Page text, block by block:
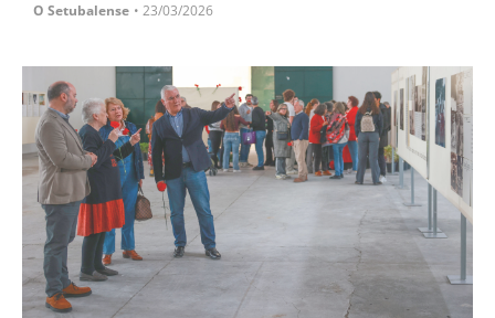
O Setubalense • 23/03/2026